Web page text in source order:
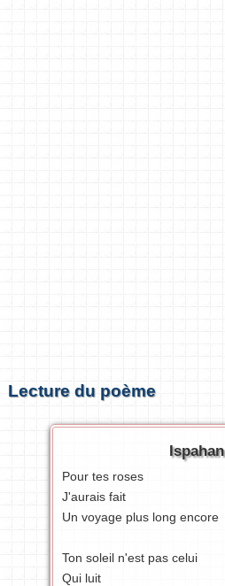
Lecture du poème
Ispahan
Pour tes roses
J'aurais fait
Un voyage plus long encore
Ton soleil n'est pas celui
Qui luit